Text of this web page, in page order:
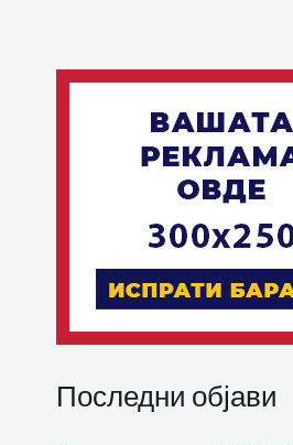
Последни објави